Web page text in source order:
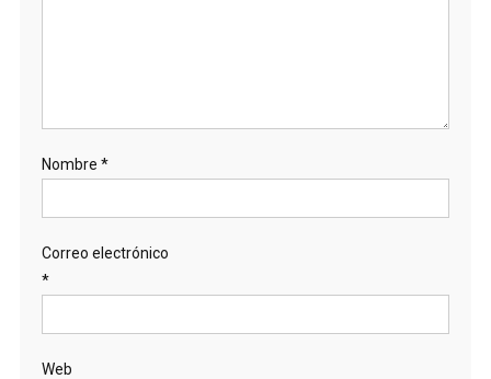
Nombre *
Correo electrónico
*
Web